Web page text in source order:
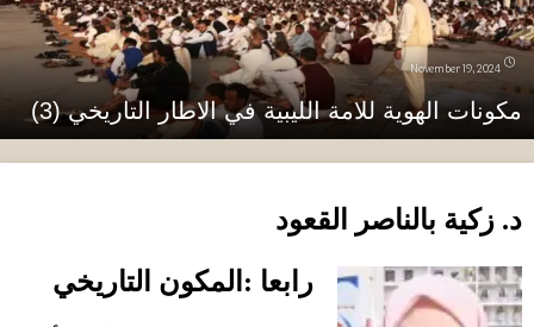
November 19, 2024
مكونات الهوية للامة الليبية في الاطار التاريخي (3)
د. زكية بالناصر القعود
رابعا : المكون التاريخي